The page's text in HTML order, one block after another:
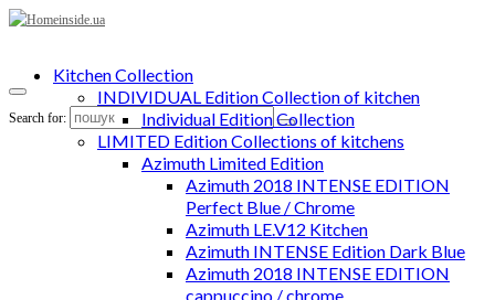
Search for:
Kitchen Collection
INDIVIDUAL Edition Collection of kitchen
Individual Edition Collection
LIMITED Edition Collections of kitchens
Azimuth Limited Edition
Azimuth 2018 INTENSE EDITION
Perfect Blue / Chrome
Azimuth LE.V12 Kitchen
Azimuth INTENSE Edition Dark Blue
Azimuth 2018 INTENSE EDITION
cappuccino / chrome